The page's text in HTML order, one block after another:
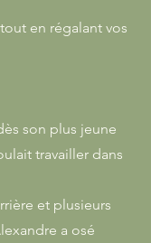
en régalant vos
son plus jeune
travailler dans
et plusieurs
a osé